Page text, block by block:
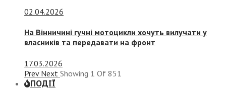
02.04.2026
На Вінничині гучні мотоцикли хочуть вилучати у
власників та передавати на фронт
17.03.2026
Prev Next Showing 1 Of 851
ПОДІЇ